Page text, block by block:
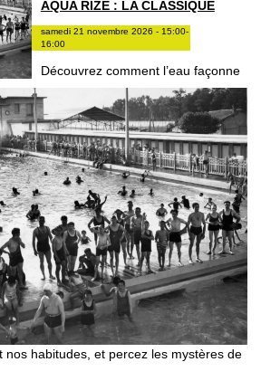
AQUA RIZE : LA CLASSIQUE
samedi 21 novembre 2026 - 15:00-
16:00
Découvrez comment l’eau façonne
nos habitudes, et percez les mystères de